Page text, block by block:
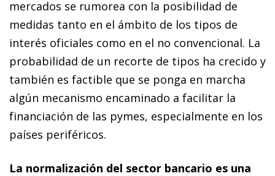
mercados se rumorea con la posibilidad de
medidas tanto en el ámbito de los tipos de
interés oficiales como en el no convencional. La
probabilidad de un recorte de tipos ha crecido y
también es factible que se ponga en mar­­cha
algún mecanismo encaminado a facilitar la
financiación de las pymes, especialmente en los
países periféricos.
La normalización del sector bancario es una